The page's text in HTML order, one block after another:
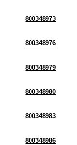
800348973
800348976
800348979
800348980
800348983
800348986